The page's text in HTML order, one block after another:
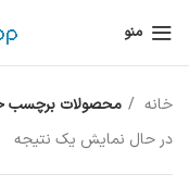
منو
خانه
محصولات برچسب
در حال نمایش یک نتیجه